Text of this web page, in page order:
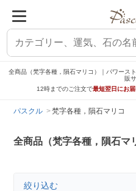
全商品（梵字各種，隕石マリコ）｜パワース
販
12時までのご注文で最短翌日にお
パスクル 梵字各種，隕石マリコ
全商品（梵字各種，隕石マ
絞り込む